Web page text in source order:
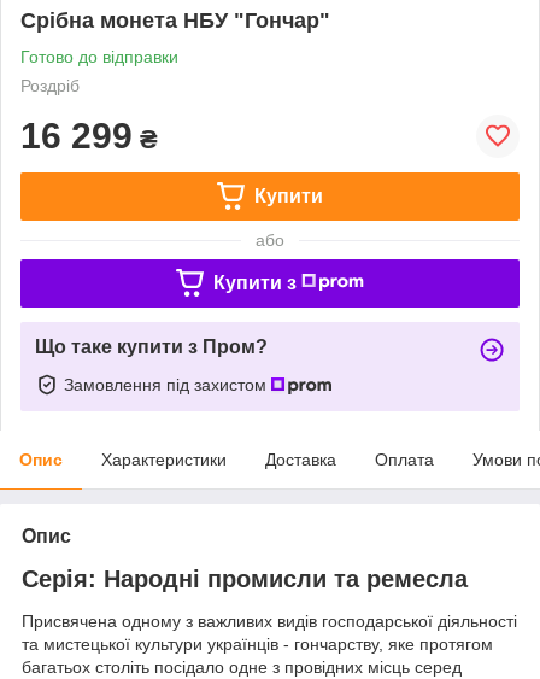
Срібна монета НБУ "Гончар"
Готово до відправки
Роздріб
16 299 ₴
Купити
або
Купити з
Що таке купити з Пром?
Замовлення під захистом
Опис Характеристики Доставка Оплата Умови
Опис
Серія: Народні промисли та ремесла
Присвячена одному з важливих видів господарської діяльності
та мистецької культури українців - гончарству, яке протягом
багатьох століть посідало одне з провідних місць серед